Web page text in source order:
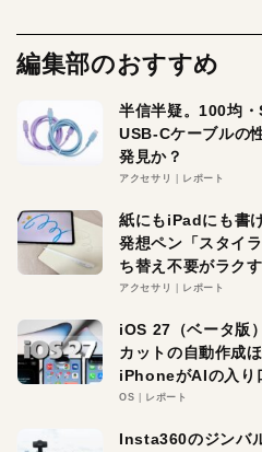
編集部のおすすめ
半信半疑。100均
USB-Cケーブルの
発見か？
アクセサリ レポート
紙にもiPadにも書
発想ペン「スタイ
ち替え不要がラク
アクセサリ レポート
iOS 27（ベータ版
カットの自動作成
iPhoneがAIの入り
OS レポート
Insta360のジンバ